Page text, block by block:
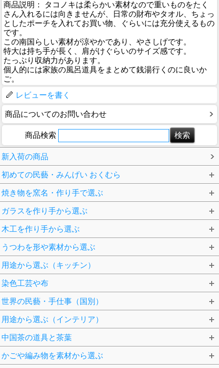
商品説明： タコノキは柔らかい素材なので重いものをたく
さん入れるには向きませんが、日常の財布やタオル、ちょっ
としたポーチを入れてお買い物、ぐらいには充分使えるもの
です。
この南国らしい素材が涼やかであり、やさしげです。
特大は持ち手が長く、肩がけぐらいのサイズ感です。
たっぷり収納力があります。
個人的には家族の風呂道具をまとめて銭湯行くのに良いか
ご。
レビューを書く
商品についてのお問い合わせ
商品検索
新入荷の商品
初めての民藝・みんげい おくむら
焼き物を窯名・作り手で選ぶ
ガラスを作り手から選ぶ
木工を作り手から選ぶ
うつわを形や素材から選ぶ
用途から選ぶ（キッチン）
染色工芸や布
世界の民藝・手仕事（国別）
用途から選ぶ（インテリア）
中国茶の道具と茶葉
かごや編み物を素材から選ぶ